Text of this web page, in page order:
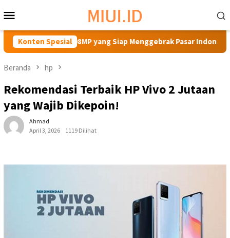
ke
kontenMobile
Konten Spesial
108MP yang Siap Menggebrak Pasar Indonesia 10
Beranda hp
Rekomendasi Terbaik HP Vivo 2 Jutaan
yang Wajib Dikepoin!
Ahmad
April 3, 2026
1119 Dilihat